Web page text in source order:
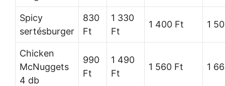
Spicy
sertésburger
830
Ft
1 330
Ft
1 400 Ft 1
Chicken
McNuggets
4 db
990
Ft
1 490
Ft
1 560 Ft 1